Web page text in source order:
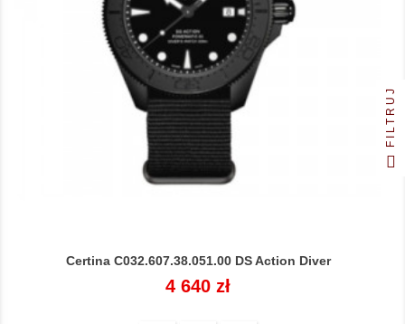
Certina C032.607.38.051.00 DS Action Diver
Cena
4 640 zł
FILTRUJ